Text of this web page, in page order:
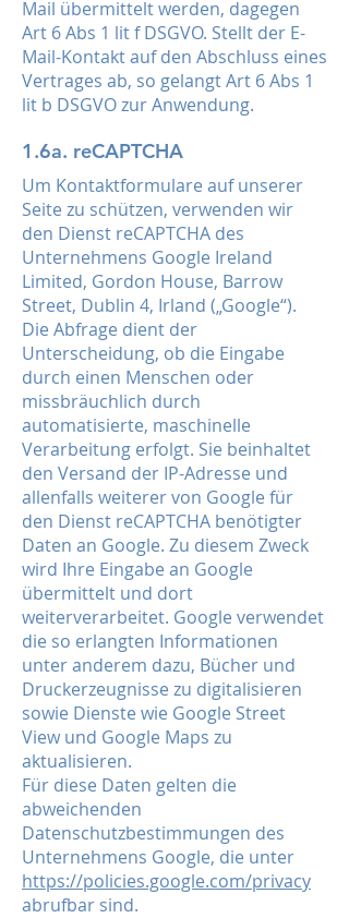
Mail übermittelt werden, dagegen
Art 6 Abs 1 lit f DSGVO. Stellt der E-
Mail-Kontakt auf den Abschluss eines
Vertrages ab, so gelangt Art 6 Abs 1
lit b DSGVO zur Anwendung.
1.6a. reCAPTCHA
Um Kontaktformulare auf unserer
Seite zu schützen, verwenden wir
den Dienst reCAPTCHA des
Unternehmens Google Ireland
Limited, Gordon House, Barrow
Street, Dublin 4, Irland („Google“).
Die Abfrage dient der
Unterscheidung, ob die Eingabe
durch einen Menschen oder
missbräuchlich durch
automatisierte, maschinelle
Verarbeitung erfolgt. Sie beinhaltet
den Versand der IP-Adresse und
allenfalls weiterer von Google für
den Dienst reCAPTCHA benötigter
Daten an Google. Zu diesem Zweck
wird Ihre Eingabe an Google
übermittelt und dort
weiterverarbeitet. Google verwendet
die so erlangten Informationen
unter anderem dazu, Bücher und
Druckerzeugnisse zu digitalisieren
sowie Dienste wie Google Street
View und Google Maps zu
aktualisieren.
Für diese Daten gelten die
abweichenden
Datenschutzbestimmungen des
Unternehmens Google, die unter
https://policies.google.com/privacy
abrufbar sind.